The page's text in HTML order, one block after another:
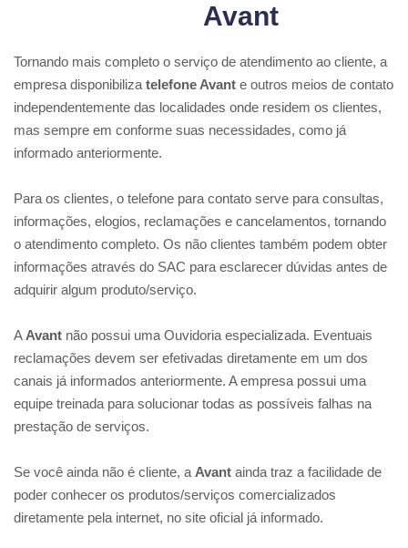
Avant
Tornando mais completo o serviço de atendimento ao cliente, a
empresa disponibiliza telefone Avant e outros meios de contato
independentemente das localidades onde residem os clientes,
mas sempre em conforme suas necessidades, como já
informado anteriormente.
Para os clientes, o telefone para contato serve para consultas,
informações, elogios, reclamações e cancelamentos, tornando
o atendimento completo. Os não clientes também podem obter
informações através do SAC para esclarecer dúvidas antes de
adquirir algum produto/serviço.
A Avant não possui uma Ouvidoria especializada. Eventuais
reclamações devem ser efetivadas diretamente em um dos
canais já informados anteriormente. A empresa possui uma
equipe treinada para solucionar todas as possíveis falhas na
prestação de serviços.
Se você ainda não é cliente, a Avant ainda traz a facilidade de
poder conhecer os produtos/serviços comercializados
diretamente pela internet, no site oficial já informado.